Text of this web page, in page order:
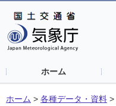
ホーム
ホーム > 各種データ・資料 >